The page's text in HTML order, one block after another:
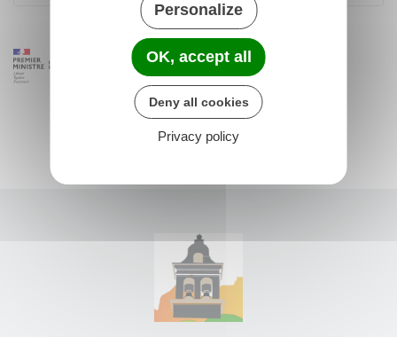
Personalize
OK, accept all
Deny all cookies
Privacy policy